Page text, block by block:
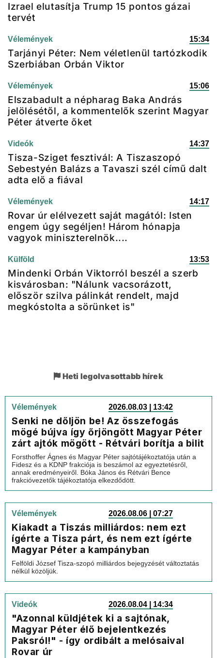
Izrael elutasítja Trump 15 pontos gázai
tervét
Vélemények 15:34
Tarjányi Péter: Nem véletlenül tartózkodik
Szerbiában Orbán Viktor
Vélemények 15:06
Elszabadult a népharag Baka András
jelölésétől, a kommentelők szerint Magyar
Péter átverte őket
Videók 14:37
Tisza-Sziget fesztivál: A Tiszaszopó
Sebestyén Balázs a Tavaszi szél című dalt
adta elő a fiával
Vélemények 14:17
Rovar úr elélvezett saját magától: Isten
engem úgy segéljen! Három hónapja
vagyok miniszterelnök....
Külföld 13:53
Mindenki Orbán Viktorról beszél a szerb
kisvárosban: "Nálunk vacsorázott,
először szilva pálinkát rendelt, majd
megkóstolta a sörünket is"
Heti legolvasottabb hírek
Vélemények 2026.08.03 | 13:42
Senki ne dőljön be! Az összefogás
mögé bújva így őrjöngött Magyar Péter
zárt ajtók mögött - Rétvári borítja a bilit
Forsthoffer Ágnes és Magyar Péter sajtótájékoztatója után a
Fidesz és a KDNP frakciója is beszámol az egyeztetésről,
annak eredményeiről. Bóka János és Rétvári Bence
frakcióvezetők tájékoztatója elkezdődött.
Vélemények 2026.08.06 | 07:27
Kiakadt a Tiszás milliárdos: nem ezt
ígérte a Tisza párt, és nem ezt ígérte
Magyar Péter a kampányban
Felföldi József Tisza-szopó milliárdos bejegyzését változtatás
nélkül közöljük.
Videók 2026.08.04 | 14:34
"Azonnal küldjétek ki a sajtónak,
Magyar Péter élő bejelentkezés
Paksról!" - így ordibált a melósaival
Rovar úr